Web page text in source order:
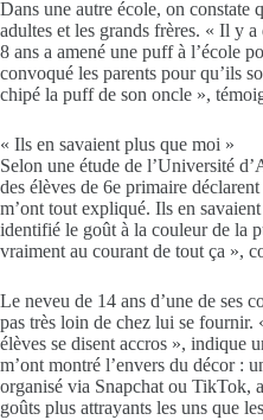
Dans une autre école, on constate
adultes et les grands frères. « Il y
8 ans a amené une puff à l’école
convoqué les parents pour qu’ils
chipé la puff de son oncle »,
« Ils en savaient plus que moi »
Selon une étude de l’Université
des élèves de 6e primaire
m’ont tout expliqué. Ils en
identifié le goût à la couleur de la
vraiment au courant de tout ça »,
Le neveu de 14 ans d’une de ses
pas très loin de chez lui se fournir.
élèves se disent accros », indique
m’ont montré l’envers du décor :
organisé via Snapchat ou TikTok,
goûts plus attrayants les uns que